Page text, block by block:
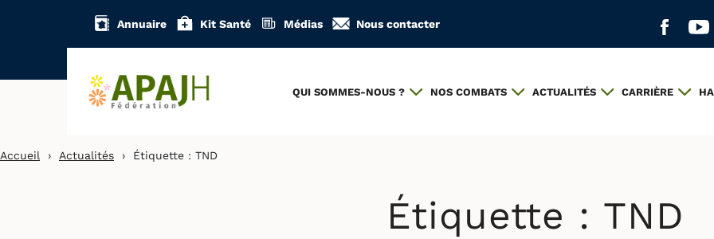
Annuaire Kit Santé Médias Nous contacter
Aller
QUI SOMMES-NOUS ? NOS COMBATS ACTUALITÉS CARRIÈRE
Accueil › Actualités › Étiquette : TND
Étiquette : TND